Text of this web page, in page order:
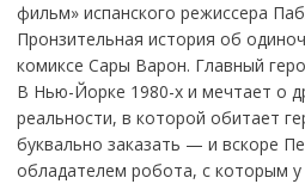
фильм» испанского режиссера
Пронзительная история об
комиксе Сары Варон. Главный
В Нью-Йорке 1980-х и мечтает о
реальности, в которой обитает
буквально заказать — и вскоре
обладателем робота, с которым у